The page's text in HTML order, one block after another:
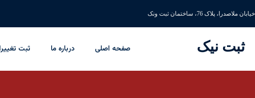
خیابان ملاصدرا، پلاک 76، ساختمان ثبت ونک
ثبت نیک صفحه اصلی درباره ما ثبت